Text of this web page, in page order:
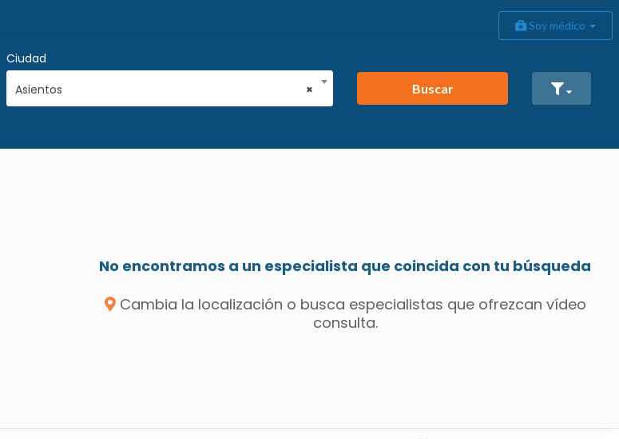
Soy médico
Ciudad
×
Asientos Buscar
No encontramos a un especialista que coincida con tu búsqueda
Cambia la localización o busca especialistas que ofrezcan vídeo
consulta.